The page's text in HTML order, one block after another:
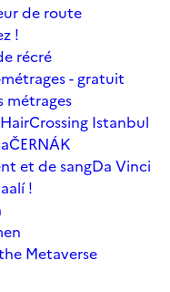
de route
!
récré
- gratuit
métrages
Crossing Istanbul
ČERNÁK
et de sangDa Vinci
!
Metaverse